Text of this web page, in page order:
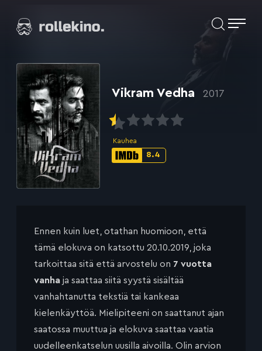
suoraan
Elokuvat ja elokuva-arviot | Rollekino.fi
jälkeen.
Vikram Vedha 2017
Kauhea
IMDb-
8.4
Ennen kuin luet, otathan huomioon, että
tämä elokuva on katsottu 20.10.2019, joka
tarkoittaa sitä että arvostelu on 7 vuotta
vanha ja saattaa siitä syystä sisältää
vanhahtanutta tekstiä tai kankeaa
kielenkäyttöä. Mielipiteeni on saattanut ajan
saatossa muuttua ja elokuva saattaa vaatia
uudelleenkatselun uusilla aivoilla. Olin arvion